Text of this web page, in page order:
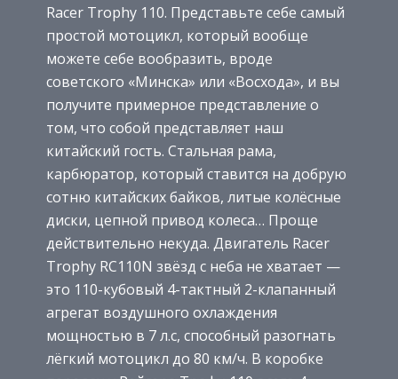
Racer Trophy 110. Представьте себе самый
простой мотоцикл, который вообще
можете себе вообразить, вроде
советского «Минска» или «Восхода», и вы
получите примерное представление о
том, что собой представляет наш
китайский гость. Стальная рама,
карбюратор, который ставится на добрую
сотню китайских байков, литые колёсные
диски, цепной привод колеса… Проще
действительно некуда. Двигатель Racer
Trophy RC110N звёзд с неба не хватает —
это 110-кубовый 4-тактный 2-клапанный
агрегат воздушного охлаждения
мощностью в 7 л.с, способный разогнать
лёгкий мотоцикл до 80 км/ч. В коробке